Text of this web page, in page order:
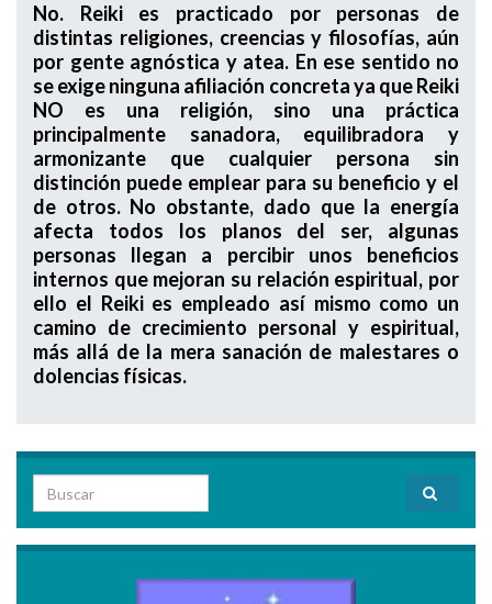
No. Reiki es practicado por personas de
distintas religiones, creencias y filosofías, aún
por gente agnóstica y atea. En ese sentido no
se exige ninguna afiliación concreta ya que Reiki
NO es una religión, sino una práctica
principalmente sanadora, equilibradora y
armonizante que cualquier persona sin
distinción puede emplear para su beneficio y el
de otros. No obstante, dado que la energía
afecta todos los planos del ser, algunas
personas llegan a percibir unos beneficios
internos que mejoran su relación espiritual, por
ello el Reiki es empleado así mismo como un
camino de crecimiento personal y espiritual,
más allá de la mera sanación de malestares o
dolencias físicas.
Search for: